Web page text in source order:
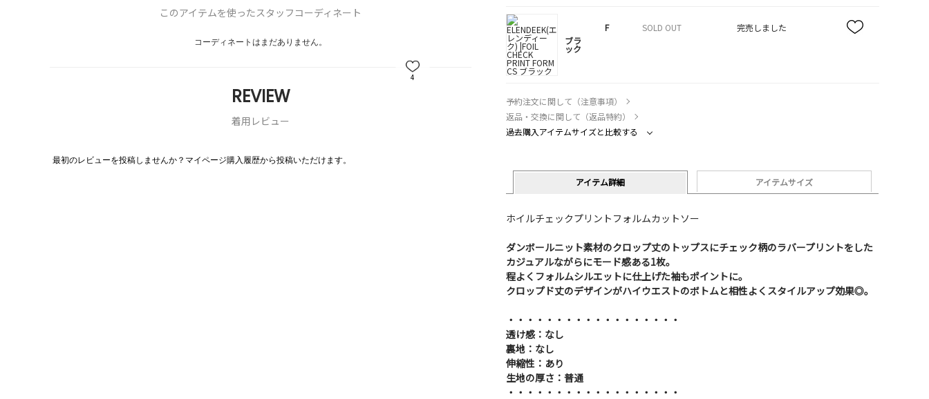
4
このアイテムを使ったスタッフコーディネート
コーディネートはまだありません。
REVIEW
着用レビュー
最初のレビューを投稿しませんか？マイページ購入履歴から投稿いただけます。
ブラ
ック
F SOLD OUT 完売しました
予約注文に関して（注意事項）
返品・交換に関して（返品特約）
過去購入アイテムサイズと比較する
アイテム詳細 アイテムサイズ
ホイルチェックプリントフォルムカットソー
ダンボールニット素材のクロップ丈のトップスにチェック柄のラバープリントをした
カジュアルながらにモード感ある1枚。
程よくフォルムシルエットに仕上げた袖もポイントに。
クロップド丈のデザインがハイウエストのボトムと相性よくスタイルアップ効果◎。
・・・・・・・・・・・・・・・・・・
透け感：なし
裏地：なし
伸縮性：あり
生地の厚さ：普通
・・・・・・・・・・・・・・・・・・